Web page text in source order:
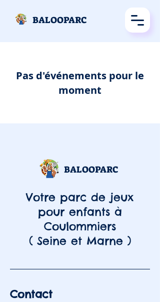
BALOOPARC
Pas d'événements pour le
moment
BALOOPARC
Votre parc de jeux
pour enfants à
Coulommiers
( Seine et Marne )
Contact